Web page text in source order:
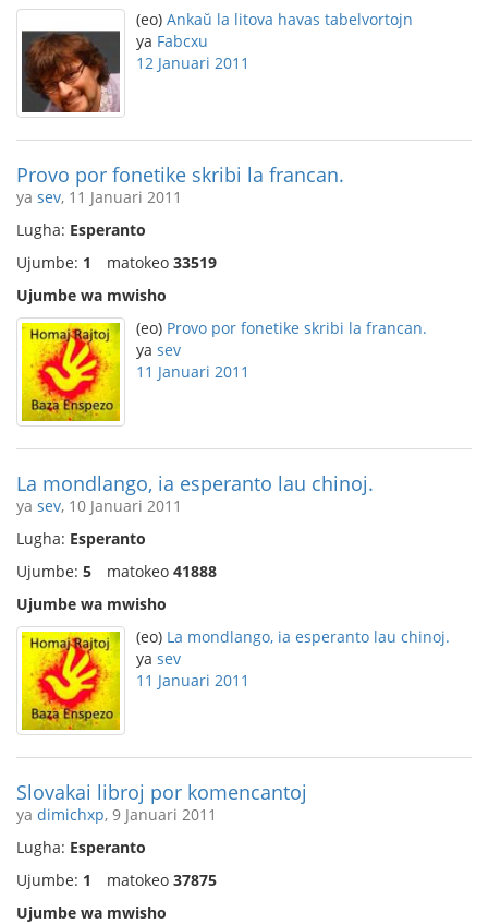
(eo) Ankaŭ la litova havas tabelvortojn
ya Fabcxu
12 Januari 2011
Provo por fonetike skribi la francan.
ya sev, 11 Januari 2011
Lugha: Esperanto
Ujumbe: 1 matokeo 33519
Ujumbe wa mwisho
(eo) Provo por fonetike skribi la francan.
ya sev
11 Januari 2011
La mondlango, ia esperanto lau chinoj.
ya sev, 10 Januari 2011
Lugha: Esperanto
Ujumbe: 5 matokeo 41888
Ujumbe wa mwisho
(eo) La mondlango, ia esperanto lau chinoj.
ya sev
11 Januari 2011
Slovakai libroj por komencantoj
ya dimichxp, 9 Januari 2011
Lugha: Esperanto
Ujumbe: 1 matokeo 37875
Ujumbe wa mwisho